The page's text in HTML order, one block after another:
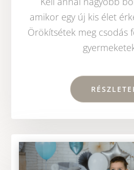
amikor egy új kis élet
Örökítsétek meg csodás